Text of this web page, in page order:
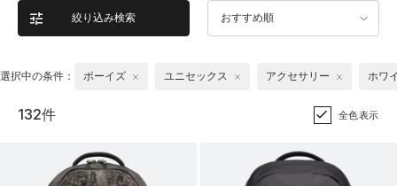
絞り込み検索 おすすめ順
選択中の条件： ボーイズ ユニセックス アクセサリー ホワ
132件 全色表示